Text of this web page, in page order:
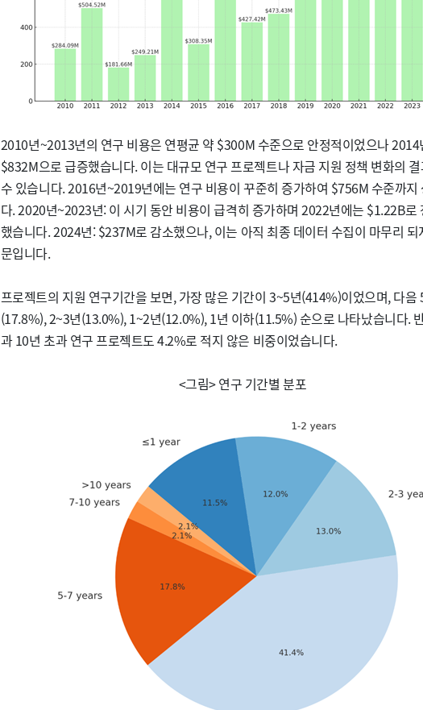
2010년~2013년의 연구 비용은 연평균 약 $300M 수준으로 안정적이었으나
$832M으로 급증했습니다. 이는 대규모 연구 프로젝트나 자금 지원 정책 변화의
수 있습니다. 2016년~2019년에는 연구 비용이 꾸준히 증가하여 $756M 수준까지
다. 2020년~2023년: 이 시기 동안 비용이 급격히 증가하며 2022년에는 $1.22B로
했습니다. 2024년: $237M로 감소했으나, 이는 아직 최종 데이터 수집이 마무리 되
문입니다.
프로젝트의 지원 연구기간을 보면, 가장 많은 기간이 3~5년(414%)이었으며, 다음
(17.8%), 2~3년(13.0%), 1~2년(12.0%), 1년 이하(11.5%) 순으로 나타났습니다.
과 10년 초과 연구 프로젝트도 4.2%로 적지 않은 비중이었습니다.
<그림> 연구 기간별 분포